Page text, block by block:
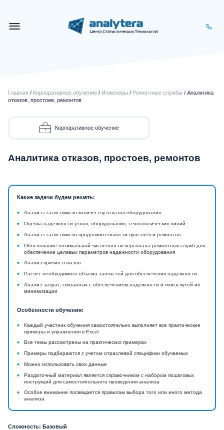
Главная / Корпоративное обучение / Инженеры / Ремонтные службы / Аналитика
отказов, простоев, ремонтов
Корпоративное обучение
Аналитика отказов, простоев, ремонтов
Какие задачи будем решать:
• Анализ статистики по количеству отказов оборудования
• Оценка надежности узлов, оборудования, технологических линий
• Анализ статистики по продолжительности простоев и ремонтов
•
Обоснование оптимальной численности персонала ремонтных служб для
обеспечение целевых параметров надежности оборудования
• Анализ причин отказов
• Расчет необходимого объема запчастей для обеспечения надежности
•
Анализ затрат, связанных с обеспечением надежности и поиск путей их
минимизации
Особенности обучения:
•
Каждый участник обучения самостоятельно выполняет все практические
примеры и упражнения в Excel
• Все темы рассмотрены на практических примерах
• Примеры подбираются с учетом отраслевой специфики обучаемых
• Можно использовать свои данные
•
Раздаточный материал является справочником с набором пошаговых
инструкций для самостоятельного проведения анализа
•
Особое внимание посвящается правилам выбора того или иного метода
анализа
Сложность: Базовый